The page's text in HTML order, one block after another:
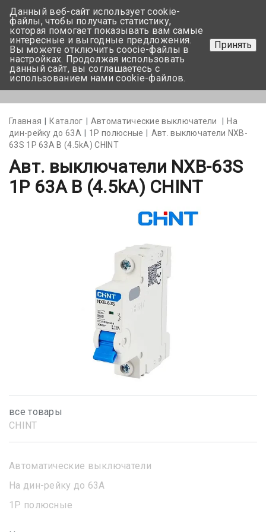
+375 17-350-99-56
+375 44-752-82-08
Задать вопрос
Главная Каталог Автоматические выключатели
На
дин-рейку до 63А
1Р полюсные
Авт. выключатели NXB-
63S 1P 63A В (4.5kA) CHINT
Авт. выключатели NXB-63S
1P 63A В (4.5kA) CHINT
все товары
CHINT
Автоматические выключатели
На дин-рейку до 63А
1Р полюсные
Данный веб-сайт использует cookie-
файлы, чтобы получать статистику,
которая помогает показывать вам самые
интересные и выгодные предложения.
Вы можете отключить coocie-файлы в
настройках. Продолжая использовать
данный сайт, вы соглашаетесь с
использованием нами cookie-файлов.
Принять